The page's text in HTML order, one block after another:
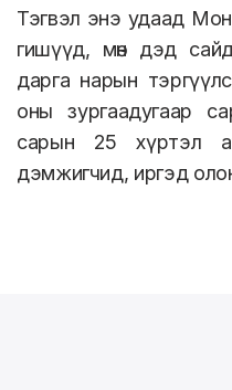
Тэгвэл энэ удаад
гишүүд, мөн дэд
дарга нарын
оны зургаадугаар
сарын 25 хүртэл
дэмжигчид, иргэд